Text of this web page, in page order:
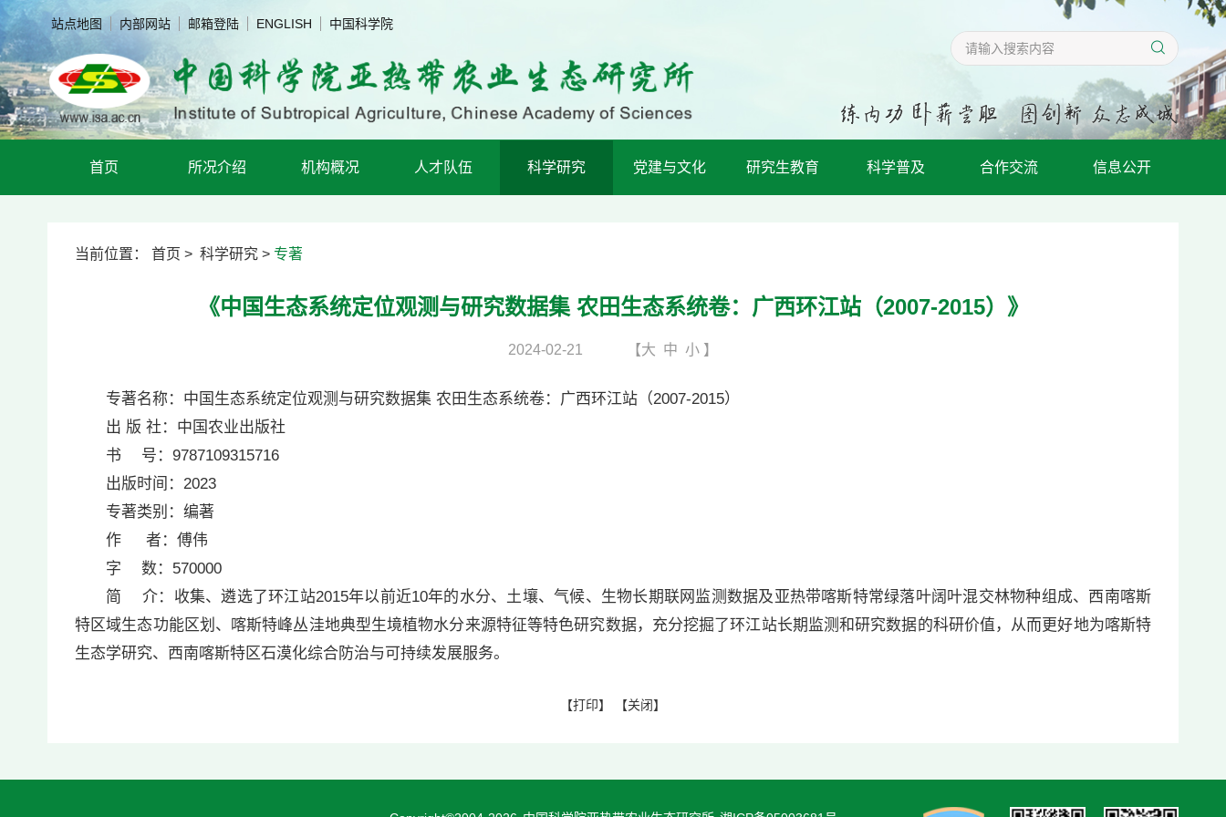
站点地图 内部网站 邮箱登陆 ENGLISH 中国科学院
首页 所况介绍 机构概况 人才队伍 科学研究 党建与文化 研究生教育 科学普及 合作交流 信息公开
当前位置： 首页 > 科学研究 > 专著
《中国生态系统定位观测与研究数据集 农田生态系统卷：广西环江站（2007-2015）》
2024-02-21 【大 中 小 】
专著名称：中国生态系统定位观测与研究数据集 农田生态系统卷：广西环江站（2007-2015）
出 版 社：中国农业出版社
书 号：9787109315716
出版时间：2023
专著类别：编著
作 者：傅伟
字 数：570000
简 介：收集、遴选了环江站2015年以前近10年的水分、土壤、气候、生物长期联网监测数据及亚热带喀斯特常绿落叶阔叶混交林物种组成、西南喀斯
特区域生态功能区划、喀斯特峰丛洼地典型生境植物水分来源特征等特色研究数据，充分挖掘了环江站长期监测和研究数据的科研价值，从而更好地为喀斯特
生态学研究、西南喀斯特区石漠化综合防治与可持续发展服务。
【打印】 【关闭】